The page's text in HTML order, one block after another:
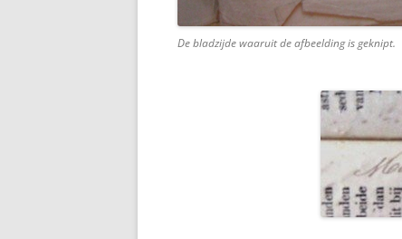
De bladzijde waaruit de afbeelding is geknipt.